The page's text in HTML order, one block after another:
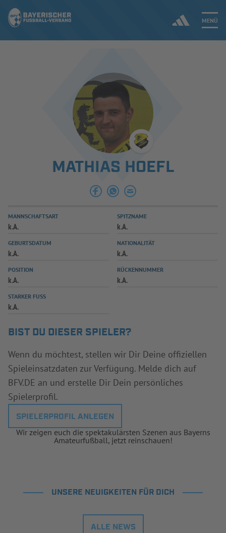
MENÜ
ERGEBNISSE & WETTBEWERBE
SPIELBETRIEB & VERBANDSLEBEN
AUSBILDUNG & FÖRDERUNG
SPIELPLUS
MATHIAS HOEFL
MANNSCHAFTSART
k.A.
SPITZNAME
k.A.
GEBURTSDATUM
k.A.
NATIONALITÄT
k.A.
POSITION
k.A.
RÜCKENNUMMER
k.A.
STARKER FUSS
k.A.
BIST DU DIESER SPIELER?
Wenn du möchtest, stellen wir Dir Deine offiziellen
Spieleinsatzdaten zur Verfügung. Melde dich auf
BFV.DE an und erstelle Dir Dein persönliches
Spielerprofil.
SPIELERPROFIL ANLEGEN
Wir zeigen euch die spektakulärsten Szenen aus Bayerns
Amateurfußball, jetzt reinschauen!
UNSERE NEUIGKEITEN FÜR DICH
ALLE NEWS